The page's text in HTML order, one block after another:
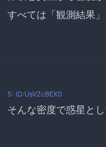
すべては「観測結果」
5: ID:UsVZcBEX0
そんな密度で惑星と